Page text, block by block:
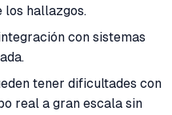
hallazgos.
con sistemas
tener dificultades con
real a gran escala sin